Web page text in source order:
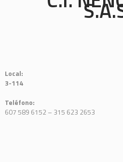
Local:
3-114
Teléfono:
607 589 6152 – 315 623 2653